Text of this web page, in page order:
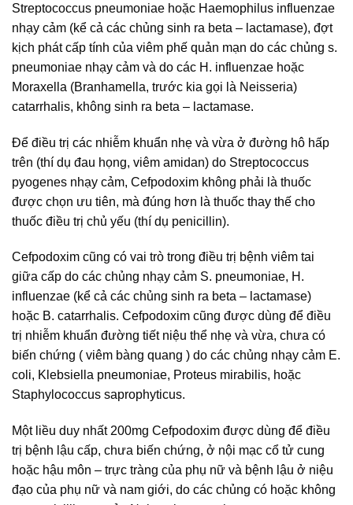
Streptococcus pneumoniae hoặc Haemophilus influenzae
nhạy cảm (kể cả các chủng sinh ra beta – lactamase), đợt
kịch phát cấp tính của viêm phế quản mạn do các chủng s.
pneumoniae nhạy cảm và do các H. influenzae hoặc
Moraxella (Branhamella, trước kia gọi là Neisseria)
catarrhalis, không sinh ra beta – lactamase.
Để điều trị các nhiễm khuẩn nhẹ và vừa ở đường hô hấp
trên (thí dụ đau họng, viêm amidan) do Streptococcus
pyogenes nhạy cảm, Cefpodoxim không phải là thuốc
được chọn ưu tiên, mà đúng hơn là thuốc thay thế cho
thuốc điều trị chủ yếu (thí dụ penicillin).
Cefpodoxim cũng có vai trò trong điều trị bệnh viêm tai
giữa cấp do các chủng nhạy cảm S. pneumoniae, H.
influenzae (kể cả các chủng sinh ra beta – lactamase)
hoặc B. catarrhalis. Cefpodoxim cũng được dùng để điều
trị nhiễm khuẩn đường tiết niệu thể nhẹ và vừa, chưa có
biến chứng ( viêm bàng quang ) do các chủng nhạy cảm E.
coli, Klebsiella pneumoniae, Proteus mirabilis, hoặc
Staphylococcus saprophyticus.
Một liều duy nhất 200mg Cefpodoxim được dùng để điều
trị bệnh lậu cấp, chưa biến chứng, ở nội mạc cổ tử cung
hoặc hậu môn – trực tràng của phụ nữ và bệnh lậu ở niệu
đạo của phụ nữ và nam giới, do các chủng có hoặc không